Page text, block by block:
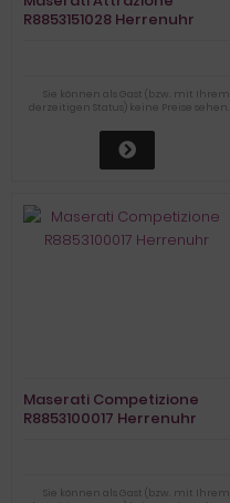
R8853151028 Herrenuhr
Sie können als Gast (bzw. mit Ihrem
derzeitigen Status) keine Preise sehen.
Maserati Competizione
R8853100017 Herrenuhr
Sie können als Gast (bzw. mit Ihrem